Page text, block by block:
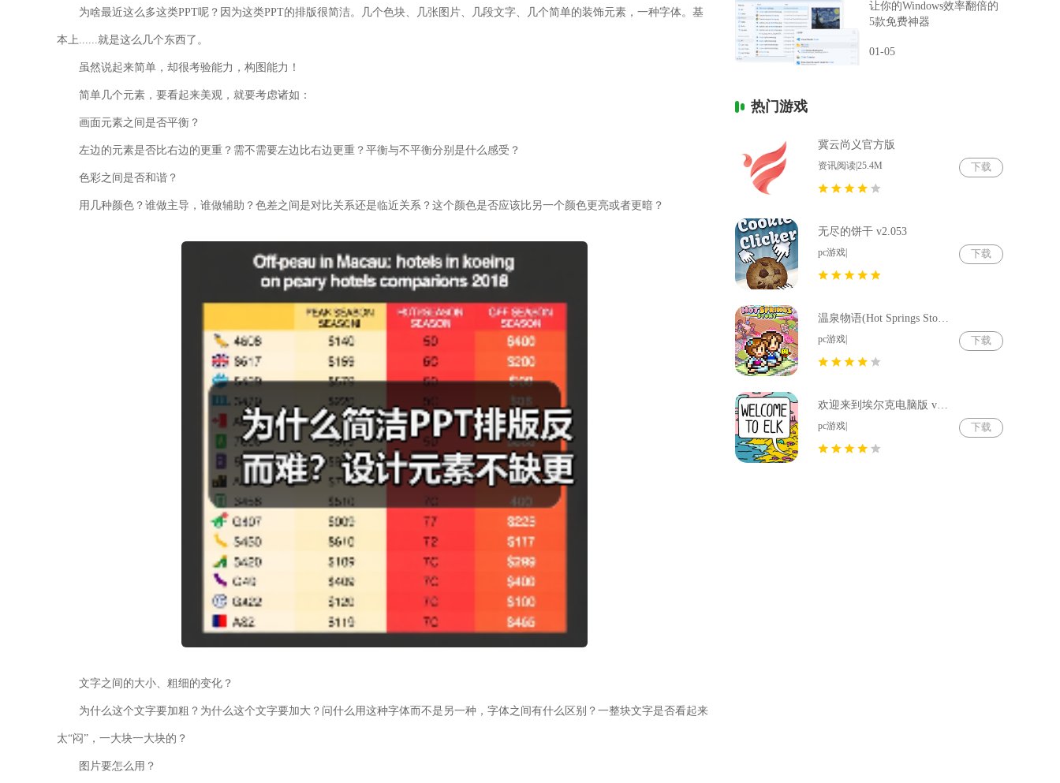
为啥最近这么多这类PPT呢？因为这类PPT的排版很简洁。几个色块、几张图片、几段文字、几个简单的装饰元素，一种字体。基
本上......就是这么几个东西了。
虽然说起来简单，却很考验能力，构图能力！
简单几个元素，要看起来美观，就要考虑诸如：
画面元素之间是否平衡？
左边的元素是否比右边的更重？需不需要左边比右边更重？平衡与不平衡分别是什么感受？
色彩之间是否和谐？
用几种颜色？谁做主导，谁做辅助？色差之间是对比关系还是临近关系？这个颜色是否应该比另一个颜色更亮或者更暗？
文字之间的大小、粗细的变化？
为什么这个文字要加粗？为什么这个文字要加大？问什么用这种字体而不是另一种，字体之间有什么区别？一整块文字是否看起来
太“闷”，一大块一大块的？
图片要怎么用？
让你的Windows效率翻倍的
5款免费神器
01-05
热门游戏
冀云尚义官方版
资讯阅读|25.4M 下载
无尽的饼干 v2.053
pc游戏| 下载
温泉物语(Hot Springs Story) v2.79
pc游戏| 下载
欢迎来到埃尔克电脑版 v1.22.4
pc游戏| 下载